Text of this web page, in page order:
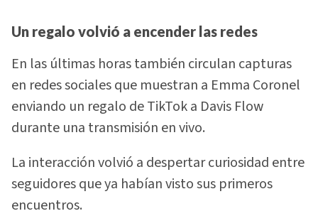
Un regalo volvió a encender las redes
En las últimas horas también circulan capturas
en redes sociales que muestran a Emma Coronel
enviando un regalo de TikTok a Davis Flow
durante una transmisión en vivo.
La interacción volvió a despertar curiosidad entre
seguidores que ya habían visto sus primeros
encuentros.